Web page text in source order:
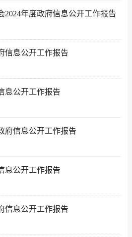
2024年度政府信息公开工作报告
信息公开工作报告
息公开工作报告
府信息公开工作报告
息公开工作报告
信息公开工作报告